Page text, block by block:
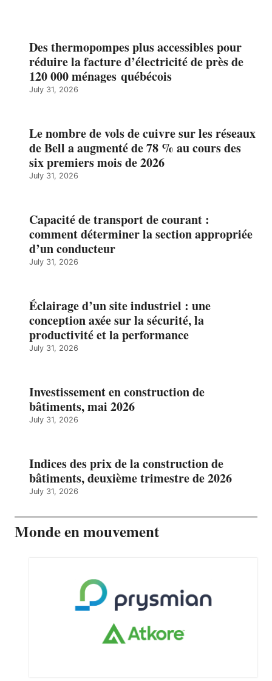
Des thermopompes plus accessibles pour
réduire la facture d’électricité de près de
120 000 ménages québécois
July 31, 2026
Le nombre de vols de cuivre sur les réseaux
de Bell a augmenté de 78 % au cours des
six premiers mois de 2026
July 31, 2026
Capacité de transport de courant :
comment déterminer la section appropriée
d’un conducteur
July 31, 2026
Éclairage d’un site industriel : une
conception axée sur la sécurité, la
productivité et la performance
July 31, 2026
Investissement en construction de
bâtiments, mai 2026
July 31, 2026
Indices des prix de la construction de
bâtiments, deuxième trimestre de 2026
July 31, 2026
Monde en mouvement